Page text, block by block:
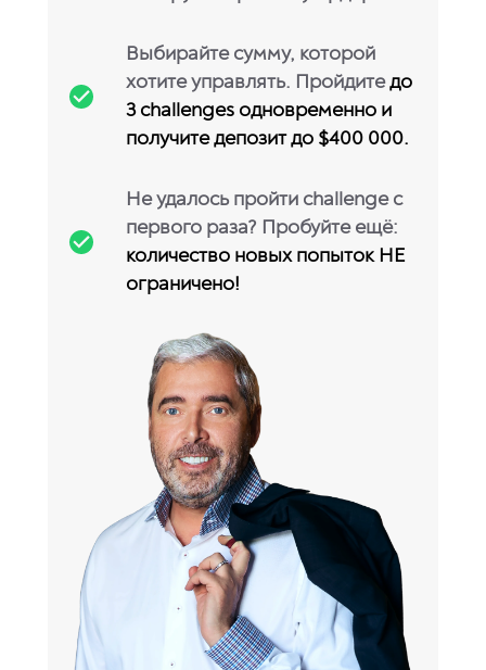
Выбирайте сумму, которой
хотите управлять. Пройдитедо
3 challenges одновременно и
получите депозит до $400 000.
Не удалось пройти challenge с
первого раза? Пробуйте ещё:
количество новых попыток НЕ
ограничено!